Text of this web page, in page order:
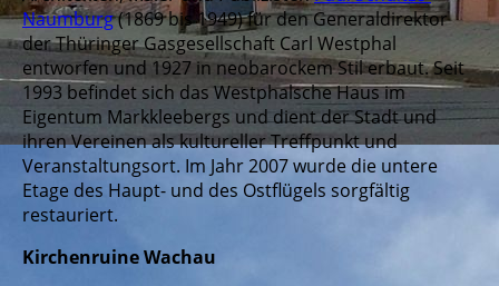
Naumburg(1869 bis 1949) für den Generaldirektor
der Thüringer Gasgesellschaft Carl Westphal
entworfen und 1927 in neobarockem Stil erbaut. Seit
1993 befindet sich das Westphalsche Haus im
Eigentum Markkleebergs und dient der Stadt und
ihren Vereinen als kultureller Treffpunkt und
Veranstaltungsort. Im Jahr 2007 wurde die untere
Etage des Haupt- und des Ostflügels sorgfältig
restauriert.
Kirchenruine Wachau